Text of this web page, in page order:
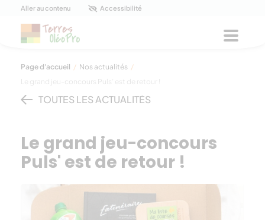
Panneau de gestion des cookies
Aller au contenu Accessibilité
Page d'accueil / Nos actualités /
Le grand jeu-concours Puls’ est de retour !
TOUTES LES ACTUALITÉS
Le grand jeu-concours
Puls' est de retour !